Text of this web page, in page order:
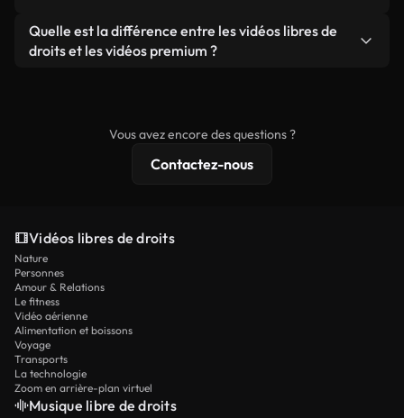
que produit autonome.
filigrane. Vous obtenez des images nettes et
prêtes à l'emploi.
Oui. Vous pouvez librement découper, recadrer ou
remixer nos vidéos. Assurez-vous simplement que
Quelle est la différence entre les vidéos libres de
droits et les vidéos premium ?
résolution 4K et des protections de licence
Vous avez encore des questions ?
Contactez-nous
Vidéos libres de droits
Nature
Personnes
Amour & Relations
Le fitness
Vidéo aérienne
Alimentation et boissons
Voyage
Transports
La technologie
Zoom en arrière-plan virtuel
Musique libre de droits